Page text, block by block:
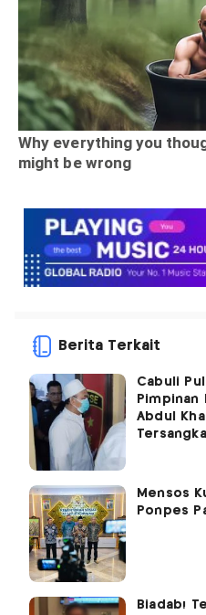
Berita Terkait
Cabuli
Pimpinan
Abdul
Tersangka
Mensos
Ponpes
Biadab!